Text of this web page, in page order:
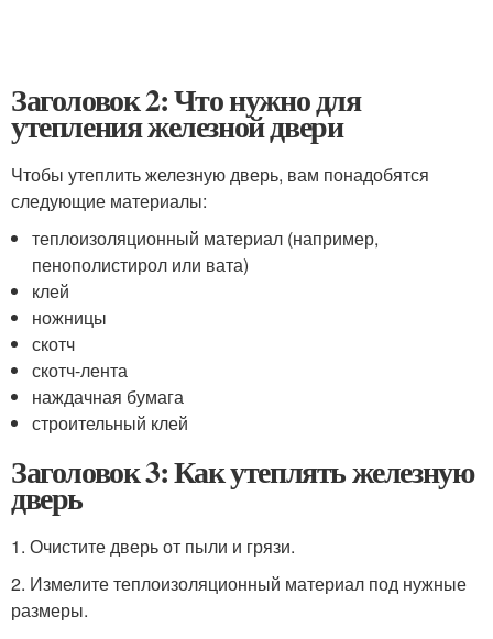
Заголовок 2: Что нужно для
утепления железной двери
Чтобы утеплить железную дверь, вам понадобятся
следующие материалы:
теплоизоляционный материал (например,
пенополистирол или вата)
клей
ножницы
скотч
скотч-лента
наждачная бумага
строительный клей
Заголовок 3: Как утеплять железную
дверь
1. Очистите дверь от пыли и грязи.
2. Измелите теплоизоляционный материал под нужные
размеры.